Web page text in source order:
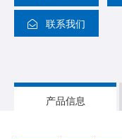
联系我们
产品信息